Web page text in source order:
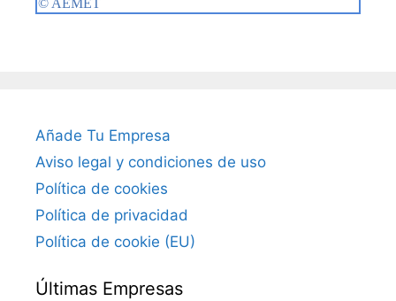
Añade Tu Empresa
Aviso legal y condiciones de uso
Política de cookies
Política de privacidad
Política de cookie (EU)
Últimas Empresas